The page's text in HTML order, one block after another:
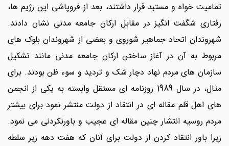
تمامیت خواه و مستبد قرار داشتند، بعد از فروپاشی این رژیم ها،
رفتاری شگفت انگیز در مقابل ارکان جامعه مدنی نشان دادند.
شهروندان اتحاد جماهیر شوروی و بعضی از شهروندان بلوک های
مربوط به آن در آغاز ساختن ارکان جامعه مدنی مانند تشکیل
سازمان های مردم نهاد دچار شک و تردید و سوء ظن بودند. برای
مثال، در سال 1989 روزنامه ای مستقل وابسته به یکی از انجمن
های اهل قلم مقاله ای در انتقاد از دولت منتشر نمود برای بیشتر
مردم روسیه انتشار چنین مقاله ای عجیب و باورنکردنی می نمود.
زیرا باور انتقاد کردن از دولت برای آنان که هفت دهه زیر سلطه